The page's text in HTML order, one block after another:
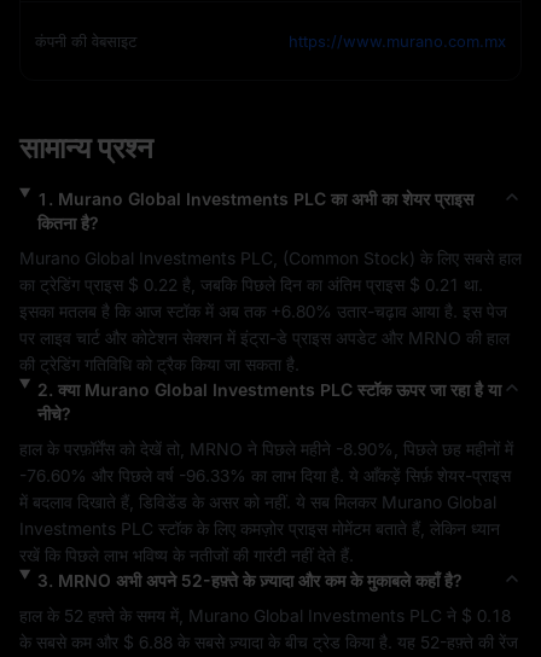
कंपनी की वेबसाइट https://www.murano.com.mx
सामान्य प्रश्न
1 . Murano Global Investments PLCका अभी का शेयर प्राइस
कितना है?
Murano Global Investments PLC , (Common Stock) के लिए सबसे हाल
का ट्रेडिंग प्राइस $ 0.22 है, जबकि पिछले दिन का अंतिम प्राइस $ 0.21 था.
इसका मतलब है कि आज स्टॉक में अब तक +6.80% उतार-चढ़ाव आया है. इस पेज
पर लाइव चार्ट और कोटेशन सेक्शन में इंट्रा-डे प्राइस अपडेट और MRNO की हाल
की ट्रेडिंग गतिविधि को ट्रैक किया जा सकता है.
2. क्या Murano Global Investments PLCस्टॉक ऊपर जा रहा है या
नीचे?
हाल के परफ़ॉर्मेंस को देखें तो, MRNO ने पिछले महीने -8.90%
-76.60% और पिछले वर्ष -96.33% का लाभ दिया है. ये आँकड़ें सिर्फ़ शेयर-प्राइस
में बदलाव दिखाते हैं, डिविडेंड के असर को नहीं. ये सब मिलकर Murano Global
Investments PLC स्टॉक के लिए कमज़ोर प्राइस मोमेंटम बताते हैं, लेकिन ध्यान
रखें कि पिछले लाभ भविष्य के नतीजों की गारंटी नहीं देते हैं.
3. MRNO अभी अपने 52-हफ़्ते के ज़्यादा और कम के मुकाबले कहाँ है?
हाल के 52 हफ़्ते के समय में, Murano Global Investments PLC ने $ 0.18
के सबसे कम और $ 6.88 के सबसे ज़्यादा के बीच ट्रेड किया है. यह 52-हफ़्ते की रेंज